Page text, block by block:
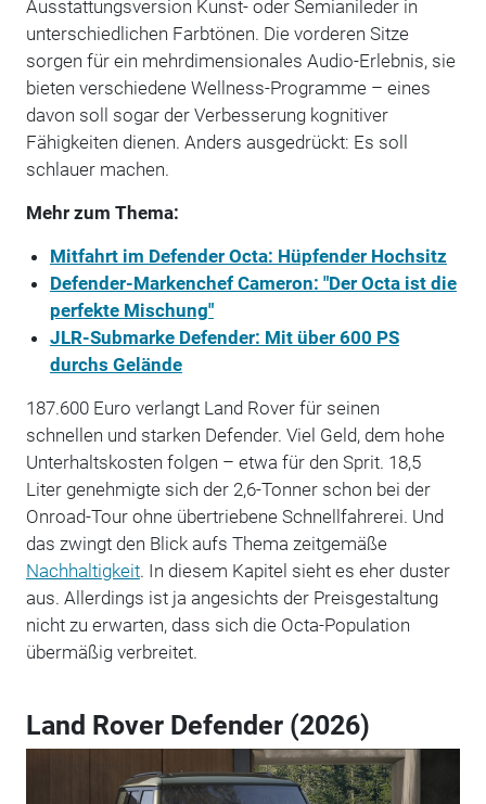
Ausstattungsversion Kunst- oder Semianileder in
unterschiedlichen Farbtönen. Die vorderen Sitze
sorgen für ein mehrdimensionales Audio-Erlebnis, sie
bieten verschiedene Wellness-Programme – eines
davon soll sogar der Verbesserung kognitiver
Fähigkeiten dienen. Anders ausgedrückt: Es soll
schlauer machen.
Mehr zum Thema:
Mitfahrt im Defender Octa: Hüpfender Hochsitz
Defender-Markenchef Cameron: "Der Octa ist die
perfekte Mischung"
JLR-Submarke Defender: Mit über 600 PS
durchs Gelände
187.600 Euro verlangt Land Rover für seinen
schnellen und starken Defender. Viel Geld, dem hohe
Unterhaltskosten folgen – etwa für den Sprit. 18,5
Liter genehmigte sich der 2,6-Tonner schon bei der
Onroad-Tour ohne übertriebene Schnellfahrerei. Und
das zwingt den Blick aufs Thema zeitgemäße
Nachhaltigkeit. In diesem Kapitel sieht es eher duster
aus. Allerdings ist ja angesichts der Preisgestaltung
nicht zu erwarten, dass sich die Octa-Population
übermäßig verbreitet.
Land Rover Defender (2026)